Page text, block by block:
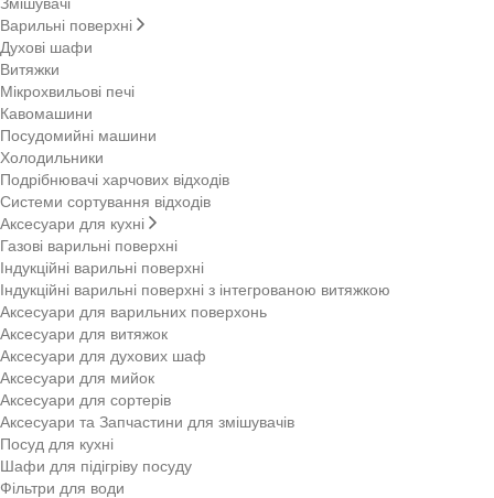
Варильні поверхні
Духові шафи
Витяжки
Мікрохвильові печі
Кавомашини
Посудомийні машини
Холодильники
Подрібнювачі харчових відходів
Системи сортування відходів
Аксесуари для кухні
Газові варильні поверхні
Індукційні варильні поверхні
Індукційні варильні поверхні з інтегрованою витяжкою
Аксесуари для варильних поверхонь
Аксесуари для витяжок
Аксесуари для духових шаф
Аксесуари для мийок
Аксесуари для сортерів
Аксесуари та Запчастини для змішувачів
Посуд для кухні
Шафи для підігріву посуду
Фільтри для води